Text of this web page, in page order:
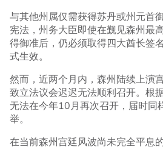
与其他州属仅需获得苏丹或州元首
宪法，州务大臣即使在觐见森州最
得御准后，仍必须取得四大酋长签
式生效。
然而，近两个月内，森州陆续上演
致立法议会迟迟无法顺利召开。根
无法在今年10月再次召开，届时同
举。
在当前森州宫廷风波尚未完全平息